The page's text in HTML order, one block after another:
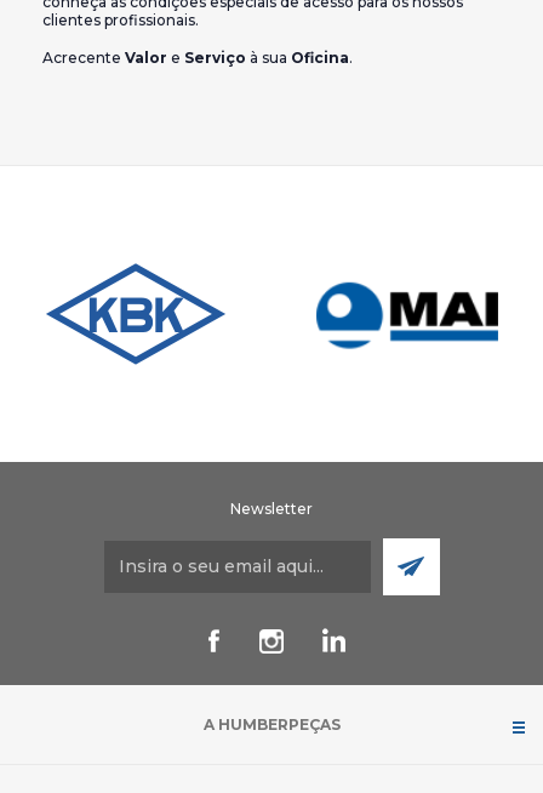
clientes profissionais.
Acrecente Valor e Serviço à sua Oficina.
Newsletter
A HUMBERPEÇAS